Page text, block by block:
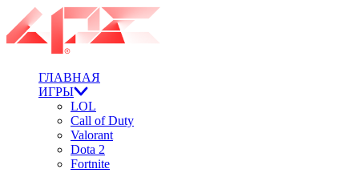
ГЛАВНАЯ
ИГРЫ
LOL
Call of Duty
Valorant
Dota 2
Fortnite